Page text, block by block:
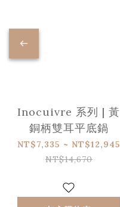
Inocuivre 系列 | 黃
銅柄雙耳平底鍋
NT$7,335 ~ NT$12,945
NT$14,670